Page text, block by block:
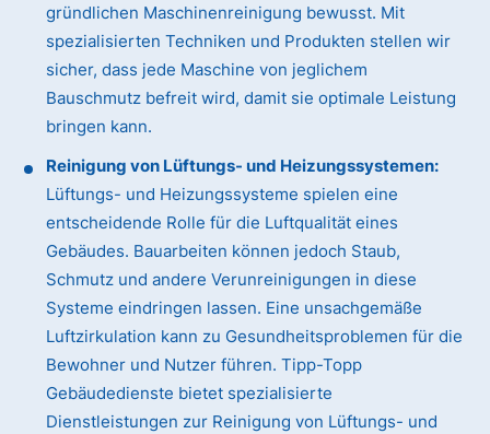
gründlichen Maschinenreinigung bewusst. Mit
spezialisierten Techniken und Produkten stellen wir
sicher, dass jede Maschine von jeglichem
Bauschmutz befreit wird, damit sie optimale Leistung
bringen kann.
Reinigung von Lüftungs- und Heizungssystemen:
Lüftungs- und Heizungssysteme spielen eine
entscheidende Rolle für die Luftqualität eines
Gebäudes. Bauarbeiten können jedoch Staub,
Schmutz und andere Verunreinigungen in diese
Systeme eindringen lassen. Eine unsachgemäße
Luftzirkulation kann zu Gesundheitsproblemen für die
Bewohner und Nutzer führen. Tipp-Topp
Gebäudedienste bietet spezialisierte
Dienstleistungen zur Reinigung von Lüftungs- und